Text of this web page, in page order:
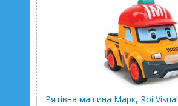
Рятівна машина Марк, Roi Visual